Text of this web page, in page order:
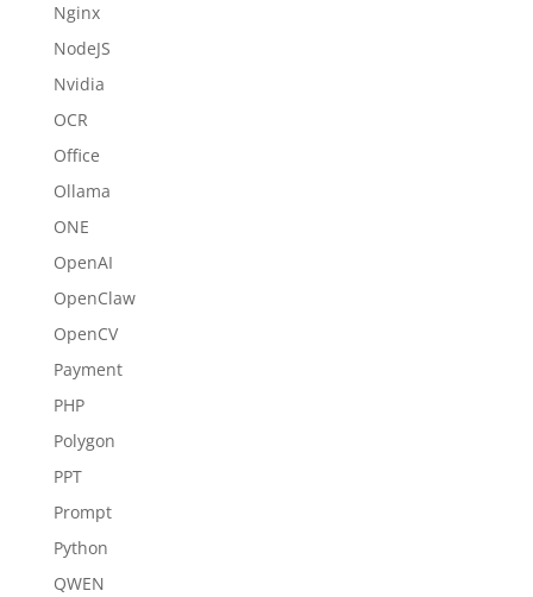
Nginx
NodeJS
Nvidia
OCR
Office
Ollama
ONE
OpenAI
OpenClaw
OpenCV
Payment
PHP
Polygon
PPT
Prompt
Python
QWEN